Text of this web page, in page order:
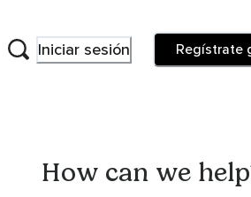
Iniciar sesión Regístrate
How can we